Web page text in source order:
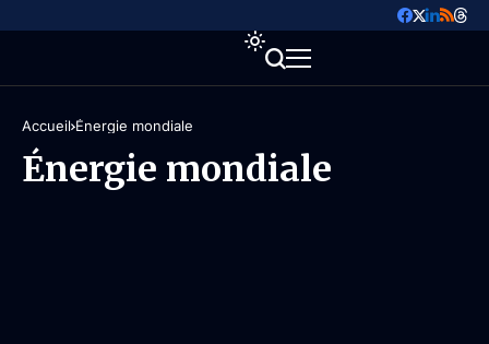
Accueil Énergie mondiale
Énergie mondiale